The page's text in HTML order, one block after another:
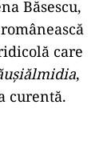
Băsescu,
care
,
curentă.